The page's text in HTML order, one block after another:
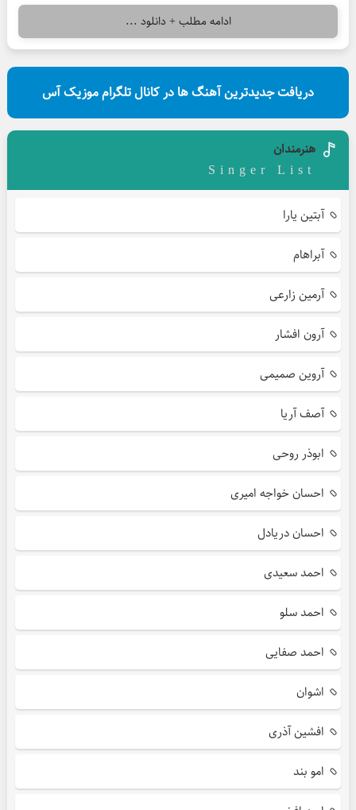
ادامه مطلب + دانلود ...
دریافت جدیدترین آهنگ ها در کانال تلگرام موزیک آس
هنرمندان
Singer List
آبتین یارا
آبراهام
آرمین زارعی
آرون افشار
آروین صمیمی
آصف آریا
ابوذر روحی
احسان خواجه امیری
احسان دریادل
احمد سعیدی
احمد سلو
احمد صفایی
اشوان
افشین آذری
امو بند